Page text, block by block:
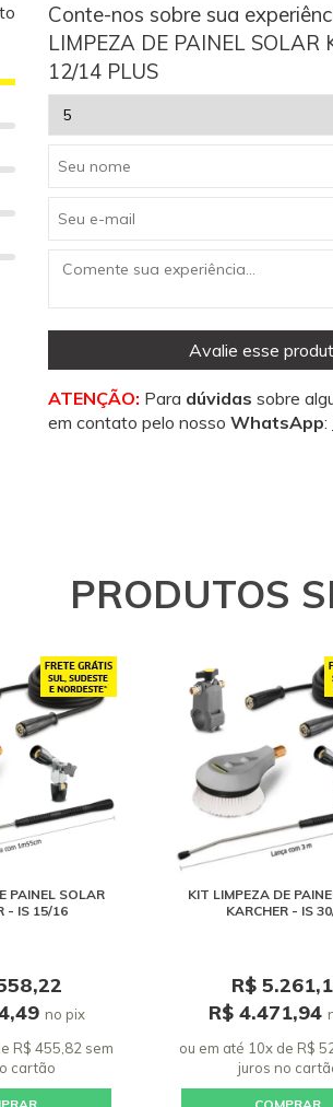
Conte-nos sobre sua
LIMPEZA DE PAINEL SOLAR
12/14 PLUS
Avalie esse
ATENÇÃO: Para dúvidas sobre
em contato pelo nosso WhatsApp:
PRODUTOS
PAINEL SOLAR
- IS 15/16
no pix
R$ 455,82 sem
cartão
KIT LIMPEZA DE
KARCHER - IS
R$
R$ 4.471,94
ou em até 10x de R$
juros no